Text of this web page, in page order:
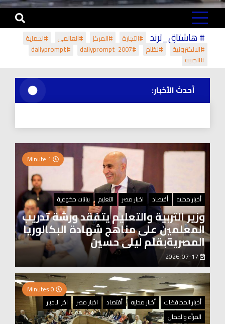
# هاشتاق_ترند #التجارة #المركز #العالمي
#لحماية
#الالكترونية
#نظام #dailyprompt-2007
#dailyprompt
#الجنية
أحدث الأخبار:
أخبار محليه أقتصاد اخبار مصر التعليم بيانات حكومية
وزير التربية والتعليم يتفقد ورشة تدريب
المعلمين على مناهج شهادة البكالوريا
المصريةبقلم ليلى حسين
أخبار المحافظات
أخبار محليه أقتصاد اخبار مصر
اخر الاخبار
المرأه والجمال